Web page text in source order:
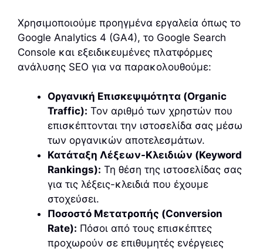
Χρησιμοποιούμε προηγμένα εργαλεία όπως το
Google Analytics 4 (GA4), το Google Search
Console και εξειδικευμένες πλατφόρμες
ανάλυσης SEO για να παρακολουθούμε:
Οργανική Επισκεψιμότητα (Organic
Traffic): Τον αριθμό των χρηστών που
επισκέπτονται την ιστοσελίδα σας μέσω
των οργανικών αποτελεσμάτων.
Κατάταξη Λέξεων-Κλειδιών (Keyword
Rankings): Τη θέση της ιστοσελίδας σας
για τις λέξεις-κλειδιά που έχουμε
στοχεύσει.
Ποσοστό Μετατροπής (Conversion
Rate): Πόσοι από τους επισκέπτες
προχωρούν σε επιθυμητές ενέργειες